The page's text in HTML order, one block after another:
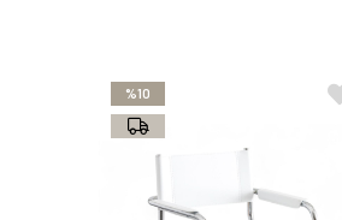
%10